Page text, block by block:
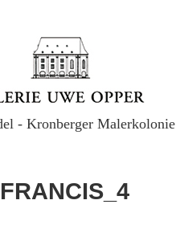
- Kronberger Malerkolonie